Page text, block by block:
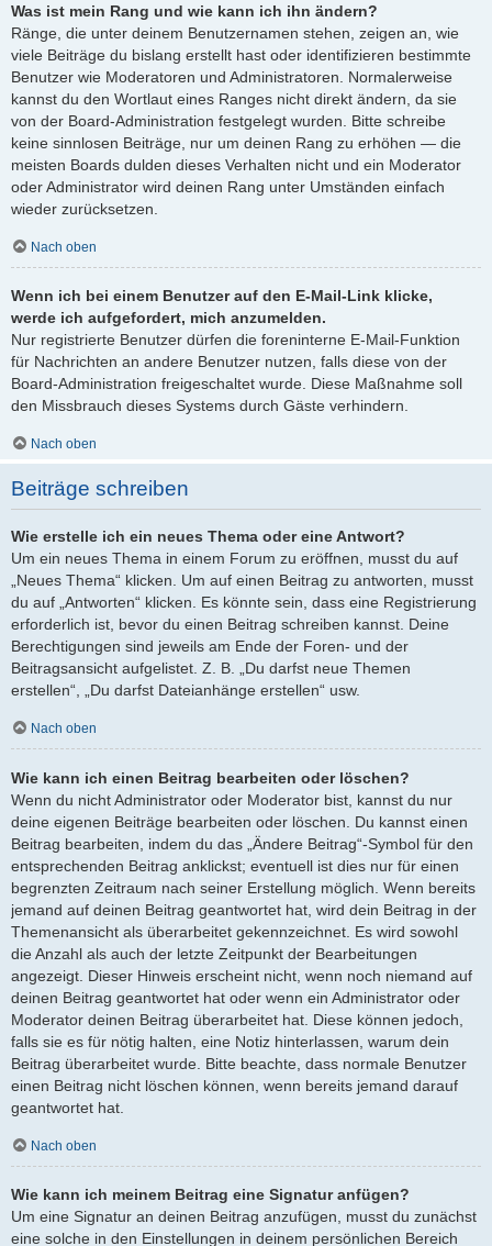
Was ist mein Rang und wie kann ich ihn ändern?
Ränge, die unter deinem Benutzernamen stehen, zeigen an, wie
viele Beiträge du bislang erstellt hast oder identifizieren bestimmte
Benutzer wie Moderatoren und Administratoren. Normalerweise
kannst du den Wortlaut eines Ranges nicht direkt ändern, da sie
von der Board-Administration festgelegt wurden. Bitte schreibe
keine sinnlosen Beiträge, nur um deinen Rang zu erhöhen — die
meisten Boards dulden dieses Verhalten nicht und ein Moderator
oder Administrator wird deinen Rang unter Umständen einfach
wieder zurücksetzen.
Nach oben
Wenn ich bei einem Benutzer auf den E-Mail-Link klicke,
werde ich aufgefordert, mich anzumelden.
Nur registrierte Benutzer dürfen die foreninterne E-Mail-Funktion
für Nachrichten an andere Benutzer nutzen, falls diese von der
Board-Administration freigeschaltet wurde. Diese Maßnahme soll
den Missbrauch dieses Systems durch Gäste verhindern.
Nach oben
Beiträge schreiben
Wie erstelle ich ein neues Thema oder eine Antwort?
Um ein neues Thema in einem Forum zu eröffnen, musst du auf
„Neues Thema“ klicken. Um auf einen Beitrag zu antworten, musst
du auf „Antworten“ klicken. Es könnte sein, dass eine Registrierung
erforderlich ist, bevor du einen Beitrag schreiben kannst. Deine
Berechtigungen sind jeweils am Ende der Foren- und der
Beitragsansicht aufgelistet. Z. B. „Du darfst neue Themen
erstellen“, „Du darfst Dateianhänge erstellen“ usw.
Nach oben
Wie kann ich einen Beitrag bearbeiten oder löschen?
Wenn du nicht Administrator oder Moderator bist, kannst du nur
deine eigenen Beiträge bearbeiten oder löschen. Du kannst einen
Beitrag bearbeiten, indem du das „Ändere Beitrag“-Symbol für den
entsprechenden Beitrag anklickst; eventuell ist dies nur für einen
begrenzten Zeitraum nach seiner Erstellung möglich. Wenn bereits
jemand auf deinen Beitrag geantwortet hat, wird dein Beitrag in der
Themenansicht als überarbeitet gekennzeichnet. Es wird sowohl
die Anzahl als auch der letzte Zeitpunkt der Bearbeitungen
angezeigt. Dieser Hinweis erscheint nicht, wenn noch niemand auf
deinen Beitrag geantwortet hat oder wenn ein Administrator oder
Moderator deinen Beitrag überarbeitet hat. Diese können jedoch,
falls sie es für nötig halten, eine Notiz hinterlassen, warum dein
Beitrag überarbeitet wurde. Bitte beachte, dass normale Benutzer
einen Beitrag nicht löschen können, wenn bereits jemand darauf
geantwortet hat.
Nach oben
Wie kann ich meinem Beitrag eine Signatur anfügen?
Um eine Signatur an deinen Beitrag anzufügen, musst du zunächst
eine solche in den Einstellungen in deinem persönlichen Bereich